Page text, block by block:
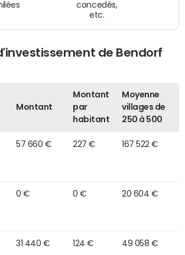
concedés,
etc.
de Bendorf
Montant
Montant
par
habitant
Moyenne
villages de
250 à 500
57 660 € 227 € 167 522 €
0 € 0 € 20 604 €
31 440 € 124 € 49 058 €